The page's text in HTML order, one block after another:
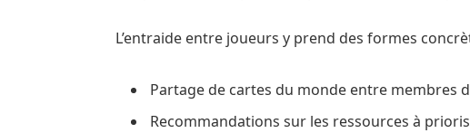
L’entraide entre joueurs y prend des formes
Partage de cartes du monde entre membres
Recommandations sur les ressources à